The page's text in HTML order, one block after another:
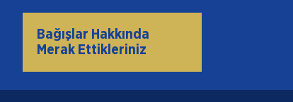
Bağışlar Hakkında
Merak Ettikleriniz